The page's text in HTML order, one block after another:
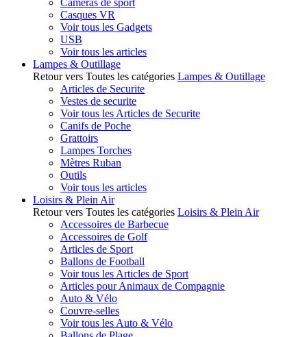
Cameras de sport
Casques VR
Voir tous les Gadgets
USB
Voir tous les articles
Lampes & Outillage
Retour vers Toutes les catégories Lampes & Outillage
Articles de Securite
Vestes de securite
Voir tous les Articles de Securite
Canifs de Poche
Grattoirs
Lampes Torches
Mètres Ruban
Outils
Voir tous les articles
Loisirs & Plein Air
Retour vers Toutes les catégories Loisirs & Plein Air
Accessoires de Barbecue
Accessoires de Golf
Articles de Sport
Ballons de Football
Voir tous les Articles de Sport
Articles pour Animaux de Compagnie
Auto & Vélo
Couvre-selles
Voir tous les Auto & Vélo